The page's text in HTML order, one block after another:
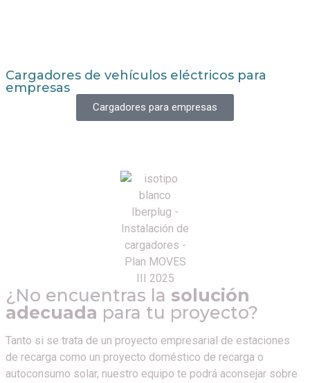
Cargadores de vehículos eléctricos para
empresas
Cargadores para empresas
¿No encuentras la solución
adecuada para tu proyecto?
Tanto si se trata de un proyecto empresarial de estaciones
de recarga como un proyecto doméstico de recarga o
autoconsumo solar, nuestro equipo te podrá aconsejar sobre